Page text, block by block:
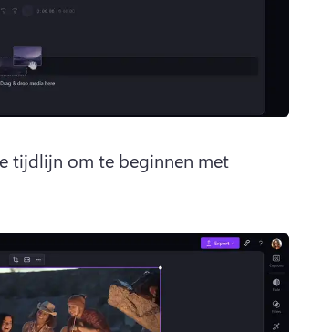
tijdlijn om te beginnen met